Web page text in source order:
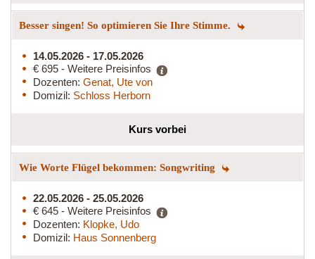
Besser singen! So optimieren Sie Ihre Stimme.
14.05.2026 - 17.05.2026
€ 695 - Weitere Preisinfos
Dozenten: Genat, Ute von
Domizil: Schloss Herborn
Kurs vorbei
Wie Worte Flügel bekommen: Songwriting
22.05.2026 - 25.05.2026
€ 645 - Weitere Preisinfos
Dozenten: Klopke, Udo
Domizil: Haus Sonnenberg